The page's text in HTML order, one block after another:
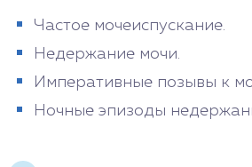
Частое мочеиспускание.
Недержание мочи.
Императивные позывы к
Ночные эпизоды